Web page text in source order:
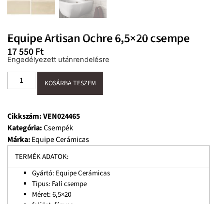
Equipe Artisan Ochre 6,5×20 csempe
17 550Ft
Engedélyezett utánrendelésre
KOSÁRBA TESZEM
Cikkszám:VEN024465
Kategória:Csempék
Márka:Equipe Cerámicas
TERMÉK ADATOK:
Gyártó: Equipe Cerámicas
Típus: Fali csempe
Méret: 6,5×20